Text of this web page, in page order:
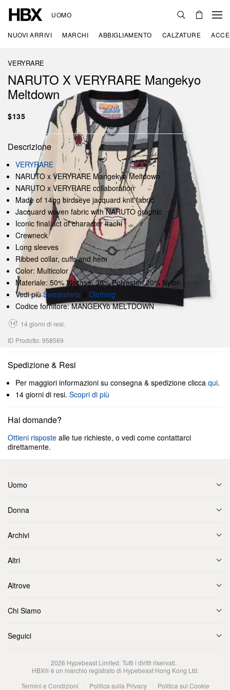
UOMO
NUOVI ARRIVI MARCHI ABBIGLIAMENTO CALZATURE
VERYRARE
NARUTO X VERYRARE Mangekyo
Meltdown
$135
Descrizione
VERYRARE
NARUTO x VERYRARE Mangekyo Meltdown
NARUTO x VERYRARE collaboration
Made of 14gg birdseye jacquard knit fabric
Jacquard woven fabric with NARUTO graphic
Iconic final act of character Itachi
Crewneck
Long sleeves
Ribbed collar, cuffs and hem
Color: Multicolor
Materiale: 50% Viscose, 30% Polyester, 20% Nylon
Vedi piùSweatshirts e Clothing
Codice fornitore: MANGEKYō MELTDOWN
14 giorni di resi.
ID Prodotto: 958569
Spedizione & Resi
Per maggiori informazioni su consegna & spedizione clicca qui.
14 giorni di resi. Scopri di più
Hai domande?
Ottieni risposte alle tue richieste, o vedi come contattarci
direttamente.
Uomo
Donna
Archivi
Altri
Altrove
Chi Siamo
Seguici
2026 Hypebeast Limited. Tutti i diritti riservati.
HBX® è un marchio registrato di Hypebeast Hong Kong Ltd.
Termini e Condizioni
Politica sulla Privacy Politica sui Cookie